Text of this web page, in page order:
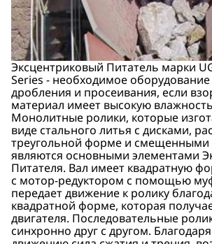
Эксцентриковый Питатель марки
Series - необходимое оборудование
дробления и просеивания, если
материал имеет высокую
Монолитные ролики, которые
виде стального литья с дисками,
треугольной форме и смещенными
являются основными элементами
Питателя. Вал имеет квадратную
с мотор-редуктором с помощью
передает движение к ролику
квадратной форме, которая
двигателя. Последовательные
синхронно друг с другом.